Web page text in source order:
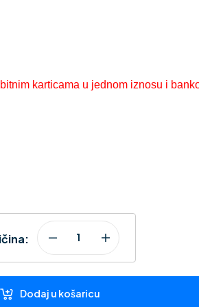
karticama u jednom iznosu i
Dodaj u košaricu